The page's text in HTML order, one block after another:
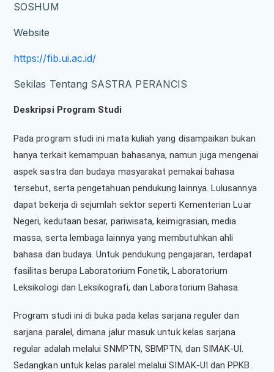
SOSHUM
Website
https://fib.ui.ac.id/
Sekilas Tentang SASTRA PERANCIS
Deskripsi Program Studi
Pada program studi ini mata kuliah yang disampaikan bukan
hanya terkait kemampuan bahasanya, namun juga mengenai
aspek sastra dan budaya masyarakat pemakai bahasa
tersebut, serta pengetahuan pendukung lainnya. Lulusannya
dapat bekerja di sejumlah sektor seperti Kementerian Luar
Negeri, kedutaan besar, pariwisata, keimigrasian, media
massa, serta lembaga lainnya yang membutuhkan ahli
bahasa dan budaya. Untuk pendukung pengajaran, terdapat
fasilitas berupa Laboratorium Fonetik, Laboratorium
Leksikologi dan Leksikografi, dan Laboratorium Bahasa.
Program studi ini di buka pada kelas sarjana reguler dan
sarjana paralel, dimana jalur masuk untuk kelas sarjana
regular adalah melalui SNMPTN, SBMPTN, dan SIMAK-UI.
Sedangkan untuk kelas paralel melalui SIMAK-UI dan PPKB.